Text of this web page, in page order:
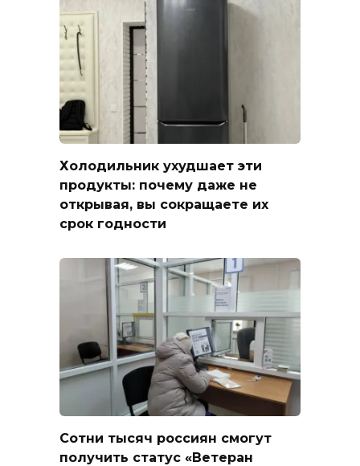
Холодильник ухудшает эти
продукты: почему даже не
открывая, вы сокращаете их
срок годности
Сотни тысяч россиян смогут
получить статус «Ветеран